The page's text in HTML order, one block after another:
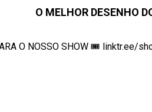
O MELHOR DESENHO
O NOSSO SHOW 🎟️ linktr.ee/